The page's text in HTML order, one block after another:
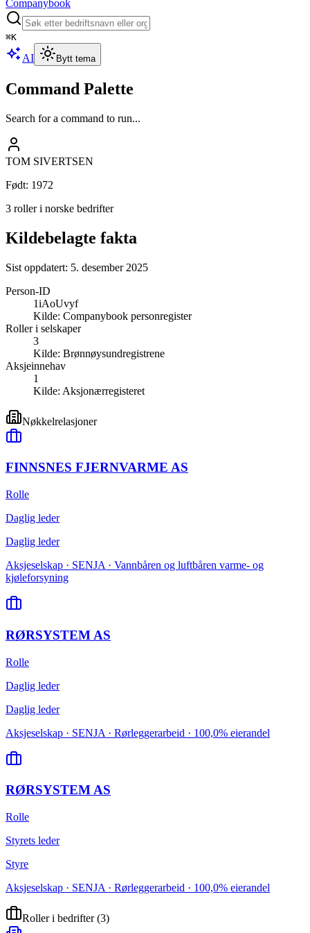
Companybook
⌘K
AI Bytt tema
Command Palette
Search for a command to run...
TOM SIVERTSEN
Født: 1972
3 roller i norske bedrifter
Kildebelagte fakta
Sist oppdatert: 5. desember 2025
Person-ID
1iAoUvyf
Kilde: Companybook personregister
Roller i selskaper
3
Kilde: Brønnøysundregistrene
Aksjeinnehav
1
Kilde: Aksjonærregisteret
Nøkkelrelasjoner
FINNSNES FJERNVARME AS
Rolle
Daglig leder
Daglig leder
Aksjeselskap · SENJA · Vannbåren og luftbåren varme- og
kjøleforsyning
RØRSYSTEM AS
Rolle
Daglig leder
Daglig leder
Aksjeselskap · SENJA · Rørleggerarbeid · 100,0% eierandel
RØRSYSTEM AS
Rolle
Styrets leder
Styre
Aksjeselskap · SENJA · Rørleggerarbeid · 100,0% eierandel
Roller i bedrifter(3)